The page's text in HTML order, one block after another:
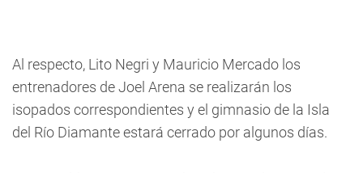
Al respecto, Lito Negri y Mauricio Mercado los
entrenadores de Joel Arena se realizarán los
isopados correspondientes y el gimnasio de la Isla
del Río Diamante estará cerrado por algunos días.